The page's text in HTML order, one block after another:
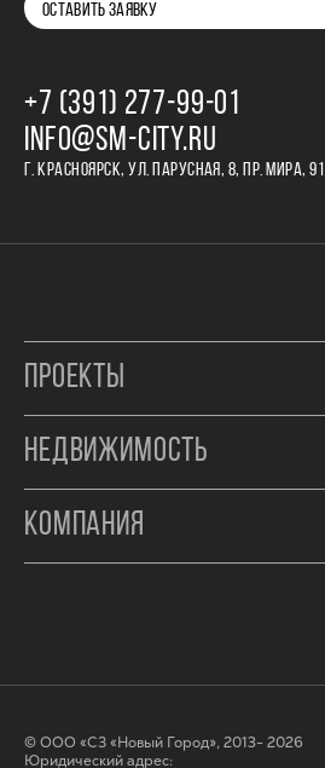
ОСТАВИТЬ ЗАЯВКУ
+7 (391) 277‒99‒01
INFO@SM-CITY.RU
Г. КРАСНОЯРСК, УЛ. ПАРУСНАЯ, 8, ПР. МИРА, 91
ПРОЕКТЫ
НЕДВИЖИМОСТЬ
КОМПАНИЯ
© ООО «СЗ «Новый Город», 2013- 2026
Юридический адрес: